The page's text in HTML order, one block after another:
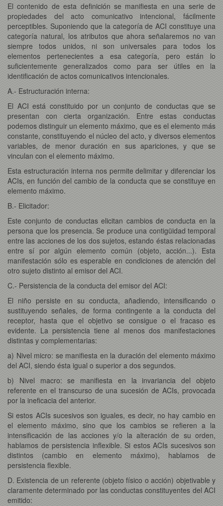
El contenido de esta definición se manifiesta en una serie de
propiedades del acto comunicativo intencional, fácilmente
perceptibles. Suponiendo que la categoría de ACI constituye una
categoría natural, los atributos que ahora señalaremos no van
siempre todos unidos, ni son universales para todos los
elementos pertenecientes a esa categoría, pero están lo
suficientemente generalizados como para ser útiles en la
identificación de actos comunicativos intencionales.
A.- Estructuración interna:
El ACI está constituido por un conjunto de conductas que se
presentan con cierta organización. Entre estas conductas
podemos distinguir un elemento máximo, que es el elemento más
constante, constituyendo el núcleo del acto, y diversos elementos
variables, de menor duración en sus apariciones, y que se
vinculan con el elemento máximo.
Esta estructuración interna nos permite delimitar y diferenciar los
ACIs, en función del cambio de la conducta que se constituye en
elemento máximo.
B.- Elicitador:
Este conjunto de conductas elicitan cambios de conducta en la
persona que los presencia. Se produce una contigüidad temporal
entre las acciones de los dos sujetos, estando éstas relacionadas
entre sí por algún elemento común (objeto, acción...). Esta
manifestación sólo es esperable en condiciones de atención del
otro sujeto distinto al emisor del ACI.
C.- Persistencia de la conducta del emisor del ACI:
El niño persiste en su conducta, añadiendo, intensificando o
sustituyendo señales, de forma contingente a la conducta del
receptor, hasta que el objetivo se consigue o el fracaso es
evidente. La persistencia tiene al menos dos manifestaciones
distintas y complementarias:
a) Nivel micro: se manifiesta en la duración del elemento máximo
del ACI, siendo ésta igual o superior a dos segundos.
b) Nivel macro: se manifiesta en la invariancia del objeto
referente en el transcurso de una sucesión de ACIs, provocada
por la ineficacia del anterior.
Si estos ACIs sucesivos son iguales, es decir, no hay cambio en
el elemento máximo, sino que los cambios se refieren a la
intensificación de las acciones y/o la alteración de su orden,
hablamos de persistencia inflexible. Si estos ACIs sucesivos son
distintos (cambio en elemento máximo), hablamos de
persistencia flexible.
D. Existencia de un referente (objeto físico o acción) objetivable y
claramente determinado por las conductas constituyentes del ACI
emitido: